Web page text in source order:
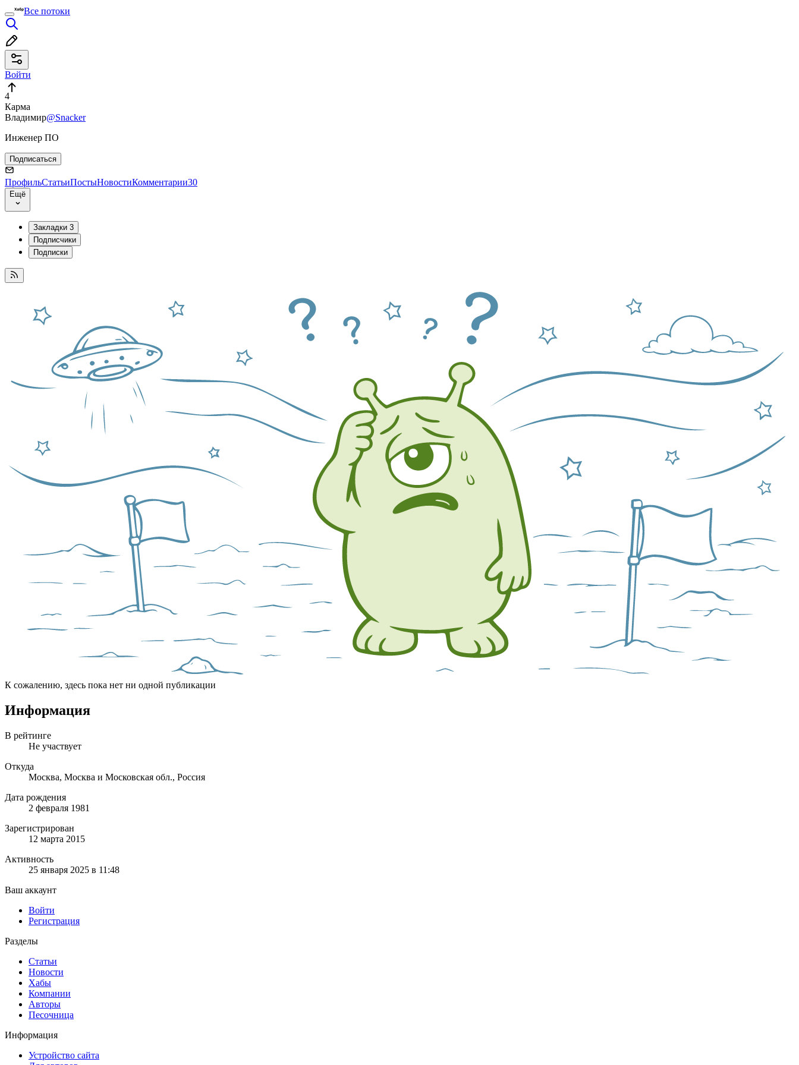
Все потоки
Войти
4
Карма
Владимир@Snacker
Инженер ПО
Подписаться
ПрофильСтатьиПостыНовостиКомментарии30
Ещё
Закладки 3
Подписчики
Подписки
К сожалению, здесь пока нет ни одной публикации
Информация
В рейтинге
Не участвует
Откуда
Москва, Москва и Московская обл., Россия
Дата рождения
2 февраля 1981
Зарегистрирован
12 марта 2015
Активность
25 января 2025 в 11:48
Ваш аккаунт
Войти
Регистрация
Разделы
Статьи
Новости
Хабы
Компании
Авторы
Песочница
Информация
Устройство сайта